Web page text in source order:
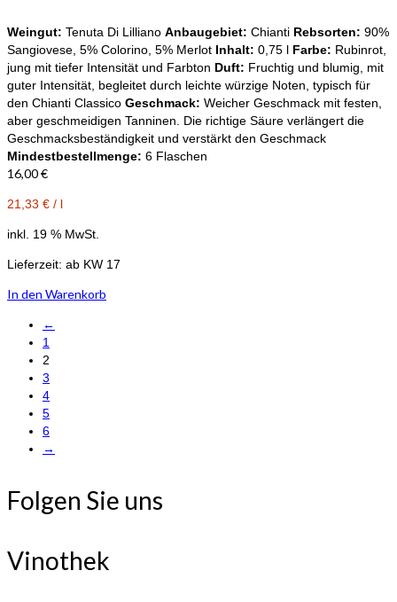
Weingut: Tenuta Di Lilliano Anbaugebiet: Chianti Rebsorten: 90%
Sangiovese, 5% Colorino, 5% Merlot Inhalt: 0,75 l Farbe: Rubinrot,
jung mit tiefer Intensität und Farbton Duft: Fruchtig und blumig, mit
guter Intensität, begleitet durch leichte würzige Noten, typisch für
den Chianti Classico Geschmack: Weicher Geschmack mit festen,
aber geschmeidigen Tanninen. Die richtige Säure verlängert die
Geschmacksbeständigkeit und verstärkt den Geschmack
Mindestbestellmenge: 6 Flaschen
16,00€
21,33 € / l
inkl. 19 % MwSt.
Lieferzeit: ab KW 17
In den Warenkorb
←
1
2
3
4
5
6
→
Folgen Sie uns
Vinothek